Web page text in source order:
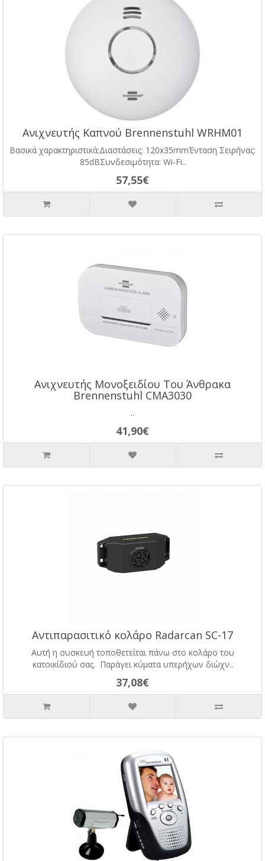
Ανιχνευτής Καπνού Brennenstuhl WRHM01
Βασικά χαρακτηριστικά:Διαστάσεις: 120x35mmΈνταση Σειρήνας:
85dBΣυνδεσιμότητα: Wi-Fi..
57,55€
Ανιχνευτής Μονοξειδίου Του Άνθρακα
Brennenstuhl CMA3030
..
41,90€
Αντιπαρασιτικό κολάρο Radarcan SC-17
Αυτή η συσκευή τοποθετείται πάνω στο κολάρο του
κατοικίδιού σας. Παράγει κύματα υπερήχων διώχν..
37,08€